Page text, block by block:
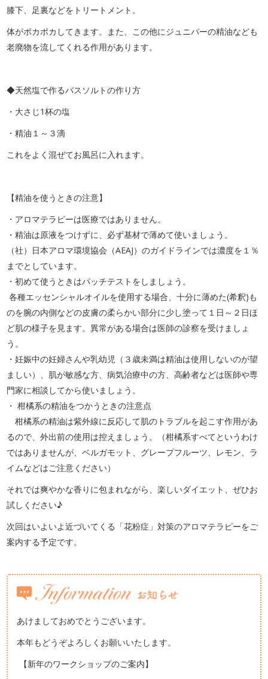
膝下、足裏などをトリートメント。
体がポカポカしてきます。また、この他にジュニパーの精油なども
老廃物を流してくれる作用があります。
◆天然塩で作るバスソルトの作り方
・大さじ1杯の塩
・精油１～３滴
これをよく混ぜてお風呂に入れます。
【精油を使うときの注意】
・アロマテラピーは医療ではありません。
・精油は原液をつけずに、必ず基材で薄めて使いましょう。
（社）日本アロマ環境協会（AEAJ）のガイドラインでは濃度を１％
までとしています。
・初めて使うときはパッチテストをしましょう。
各種エッセンシャルオイルを使用する場合、十分に薄めた(希釈)も
のを腕の内側などの皮膚の柔らかい部分に少し塗って１日～２日ほ
ど肌の様子を見ます。異常がある場合は医師の診察を受けましょ
う。
・妊娠中の妊婦さんや乳幼児（３歳未満は精油は使用しないのが望
ましい）、肌が敏感な方、病気治療中の方、高齢者などは医師や専
門家に相談してから使いましょう。
・ 柑橘系の精油をつかうときの注意点
柑橘系の精油は紫外線に反応して肌のトラブルを起こす作用があ
るので、外出前の使用は控えましょう。（柑橘系すべてというわけ
ではありませんが、ベルガモット、グレープフルーツ、レモン、ラ
イムなどはご注意ください）
それでは爽やかな香りに包まれながら、楽しいダイエット、ぜひお
試しください♪
次回はいよいよ近づいてくる「花粉症」対策のアロマテラピーをご
案内する予定です。
あけましておめでとうございます。
本年もどうぞよろしくお願いいたします。
【新年のワークショップのご案内】